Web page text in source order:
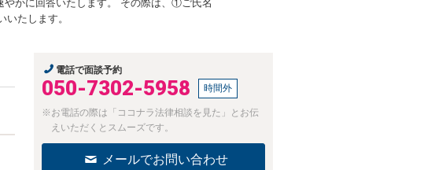
やかに回答いたします。 その際は、①ご氏名
たします。
電話で面談予約
050-7302-5958 時間外
※お電話の際は「ココナラ法律相談を見た」とお伝
えいただくとスムーズです。
メールでお問い合わせ